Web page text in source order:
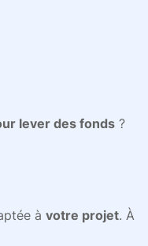
lever des fonds ?
à votre projet. À